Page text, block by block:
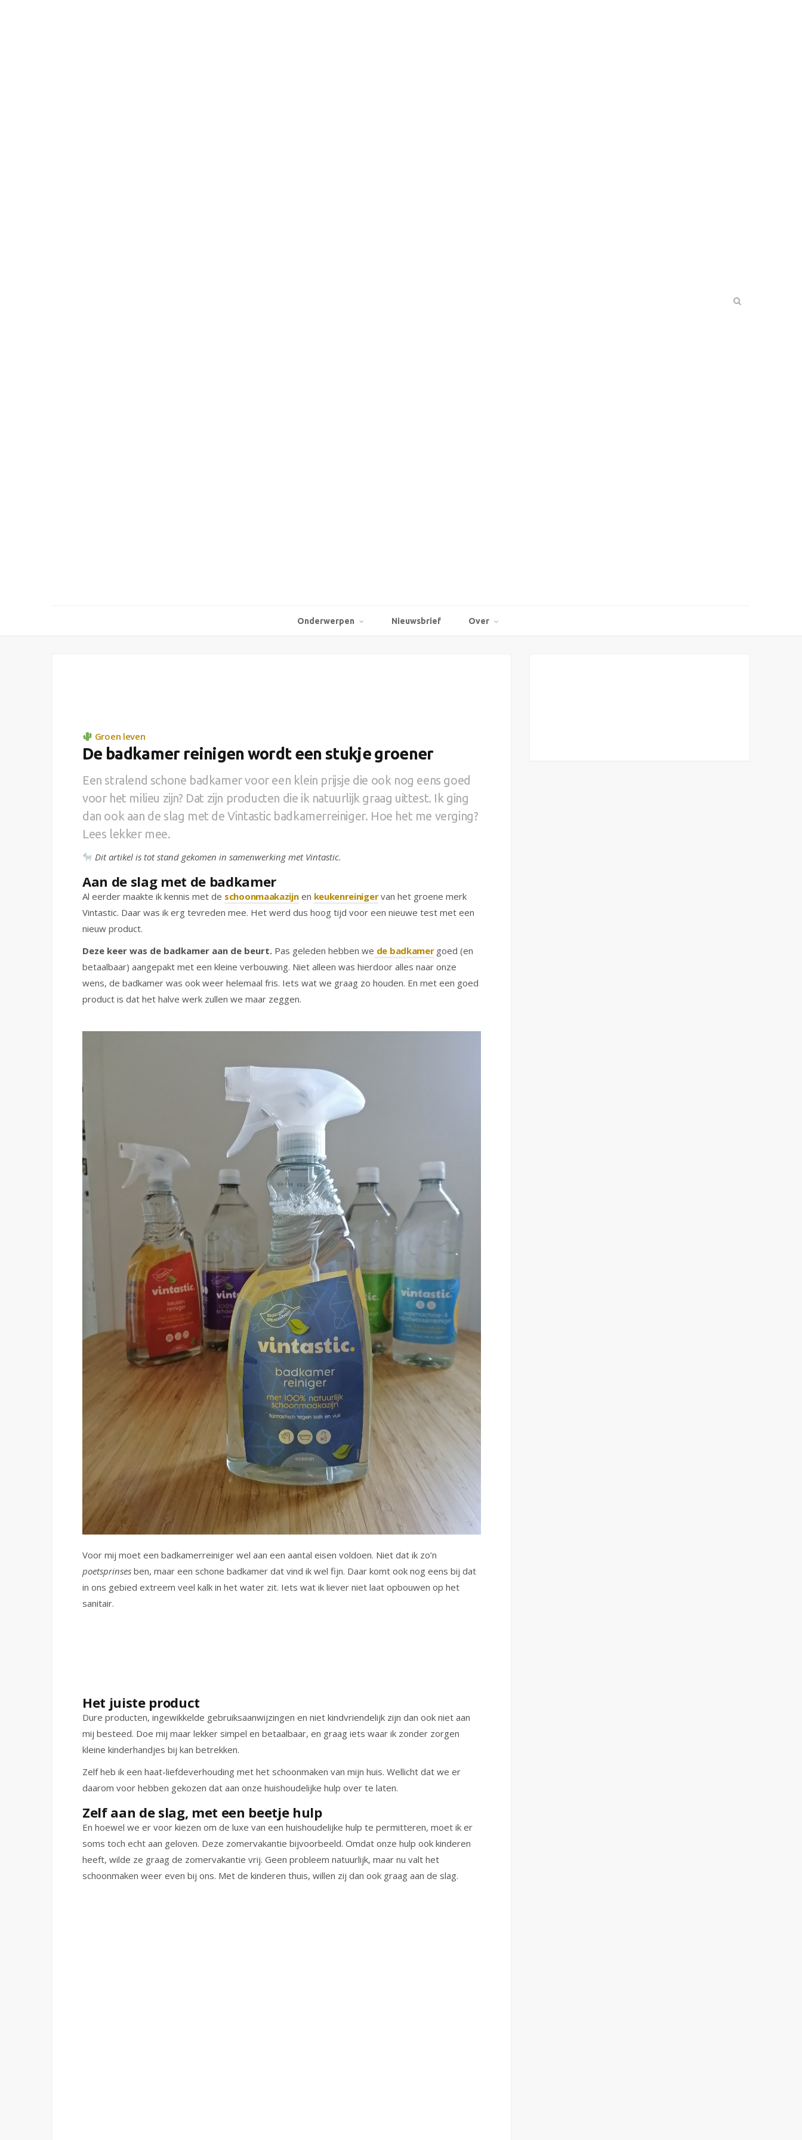
Onderwerpen Nieuwsbrief Over
Groen leven
De badkamer reinigen wordt een stukje groener
Een stralend schone badkamer voor een klein prijsje die ook nog eens goed
voor het milieu zijn? Dat zijn producten die ik natuurlijk graag uittest. Ik ging
dan ook aan de slag met de Vintastic badkamerreiniger. Hoe het me verging?
Lees lekker mee.
Dit artikel is tot stand gekomen in samenwerking met Vintastic.
Aan de slag met de badkamer
Al eerder maakte ik kennis met de schoonmaakazijnen keukenreinigervan het groene merk
Vintastic. Daar was ik erg tevreden mee. Het werd dus hoog tijd voor een nieuwe test met een
nieuw product.
Deze keer was de badkamer aan de beurt. Pas geleden hebben we de badkamergoed (en
betaalbaar) aangepakt met een kleine verbouwing. Niet alleen was hierdoor alles naar onze
wens, de badkamer was ook weer helemaal fris. Iets wat we graag zo houden. En met een goed
product is dat het halve werk zullen we maar zeggen.
Voor mij moet een badkamerreiniger wel aan een aantal eisen voldoen. Niet dat ik zo’n
poetsprinses ben, maar een schone badkamer dat vind ik wel fijn. Daar komt ook nog eens bij dat
in ons gebied extreem veel kalk in het water zit. Iets wat ik liever niet laat opbouwen op het
sanitair.
Het juiste product
Dure producten, ingewikkelde gebruiksaanwijzingen en niet kindvriendelijk zijn dan ook niet aan
mij besteed. Doe mij maar lekker simpel en betaalbaar, en graag iets waar ik zonder zorgen
kleine kinderhandjes bij kan betrekken.
Zelf heb ik een haat-liefdeverhouding met het schoonmaken van mijn huis. Wellicht dat we er
daarom voor hebben gekozen dat aan onze huishoudelijke hulp over te laten.
Zelf aan de slag, met een beetje hulp
En hoewel we er voor kiezen om de luxe van een huishoudelijke hulp te permitteren, moet ik er
soms toch echt aan geloven. Deze zomervakantie bijvoorbeeld. Omdat onze hulp ook kinderen
heeft, wilde ze graag de zomervakantie vrij. Geen probleem natuurlijk, maar nu valt het
schoonmaken weer even bij ons. Met de kinderen thuis, willen zij dan ook graag aan de slag.